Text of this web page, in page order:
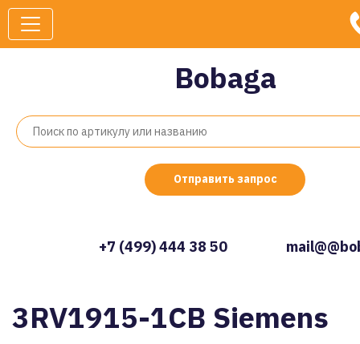
Bobaga
Отправить запрос
+7 (499) 444 38 50
3RV1915-1CB Siemens